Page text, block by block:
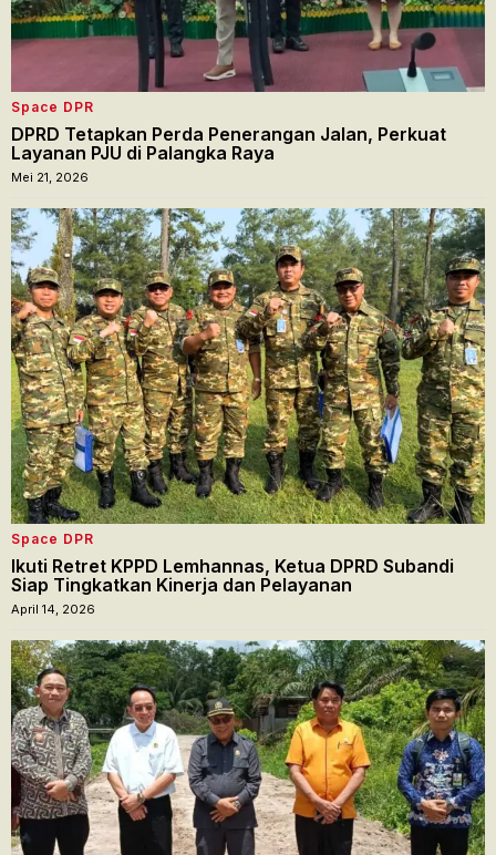
Space DPR
DPRD Tetapkan Perda Penerangan Jalan, Perkuat
Layanan PJU di Palangka Raya
Mei 21, 2026
Space DPR
Ikuti Retret KPPD Lemhannas, Ketua DPRD Subandi
Siap Tingkatkan Kinerja dan Pelayanan
April 14, 2026